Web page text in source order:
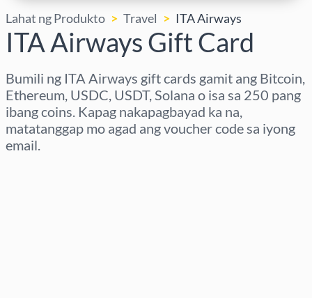
Lahat ng Produkto Travel ITA Airways
ITA Airways Gift Card
Bumili ng ITA Airways gift cards gamit ang Bitcoin,
Ethereum, USDC, USDT, Solana o isa sa 250 pang
ibang coins. Kapag nakapagbayad ka na,
matatanggap mo agad ang voucher code sa iyong
email.